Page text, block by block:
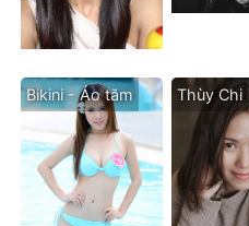
Bikini - Áo tăm Thùy Chi